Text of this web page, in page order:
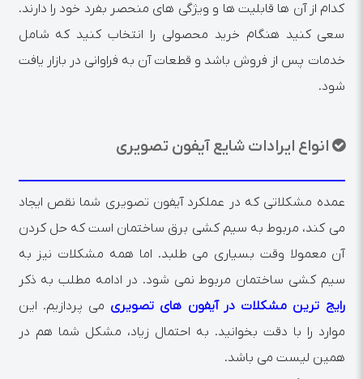
کدام از آن ها قابلیت ها و ویژگی های منحصر بفرد خود را دارند.
سعی کنید هنگام خرید محصولی را انتخاب کنید که شامل
خدمات پس از فروش باشد و قطعات آن به فراوانی در بازار یافت
شود.
انواع ایرادات شایع آیفون تصویری
عمده مشکلاتی که در عملکرد آیفون تصویری شما نقص ایجاد
می کند، مربوط به سیم کشی برق ساختمان است که حل کردن
آن معمولا وقت بسیاری می طلبد. اما همه مشکلات نیز به
سیم کشی ساختمان مربوط نمی شود. در ادامه مطلب به ذکر
رایج ترین مشکلات در آیفون های تصویری می پردازیم. این
موارد را با دقت بخوانید. به احتمال زیاد، مشکل شما هم در
همین لیست می باشد.